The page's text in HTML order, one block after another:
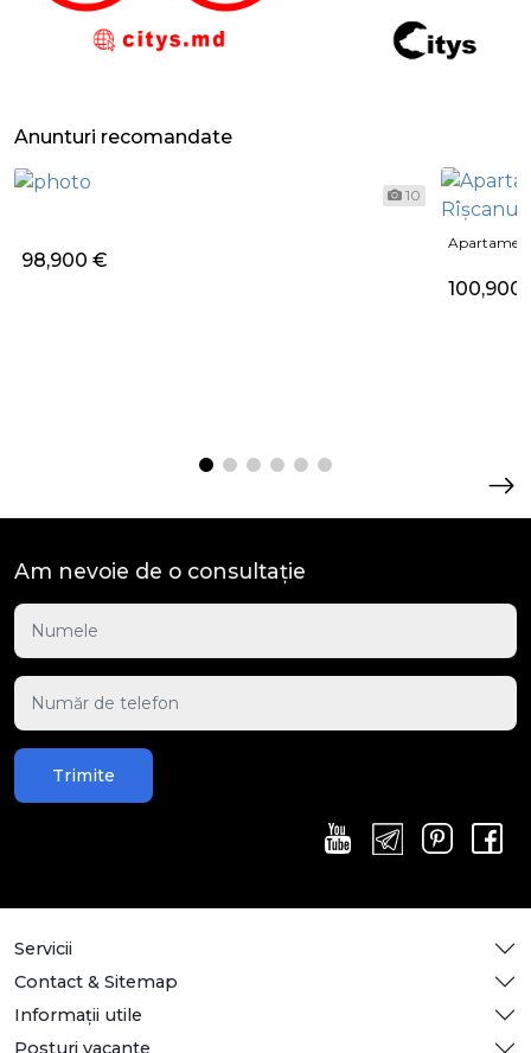
Anunturi recomandate
10
98,900 €
100,900
Am nevoie de o consultație
Trimite
Servicii
Contact & Sitemap
Informații utile
Posturi vacante